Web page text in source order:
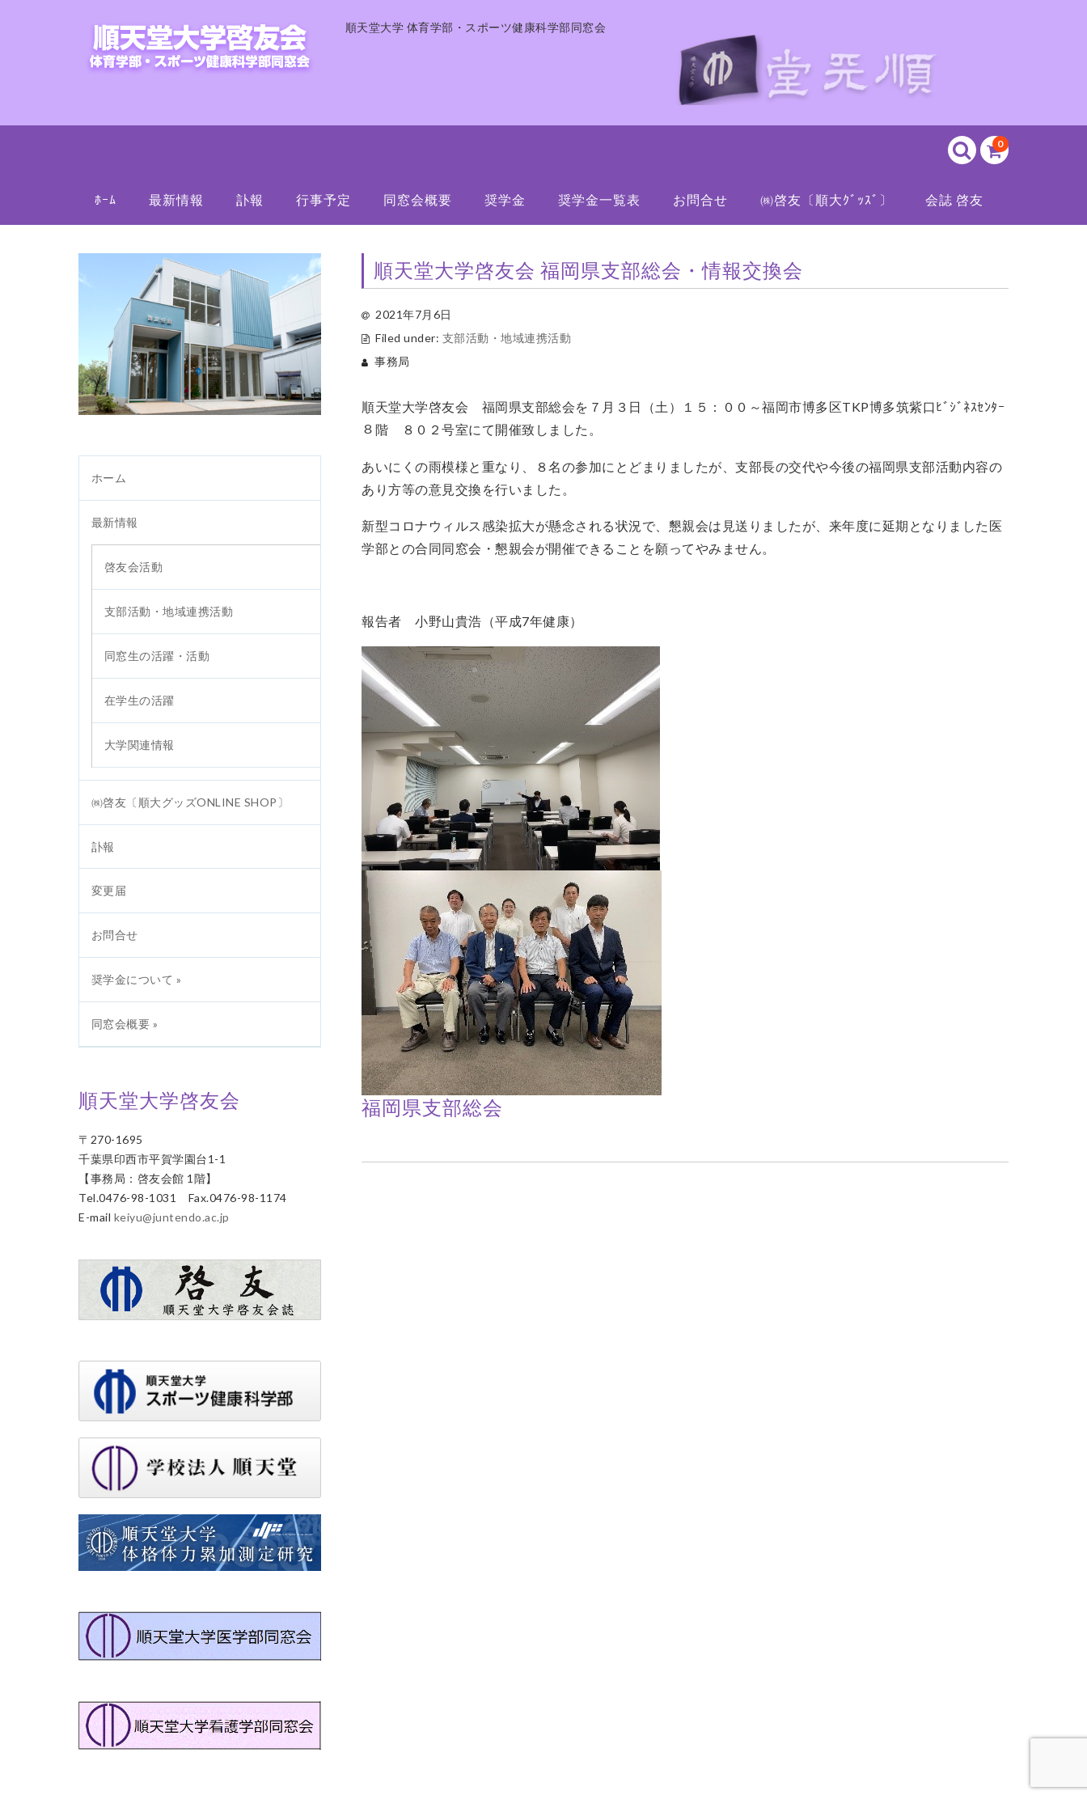
順天堂大学 体育学部・スポーツ健康科学部同窓会
0
ﾎｰﾑ 最新情報 訃報 行事予定 同窓会概要 奨学金 奨学金一覧表 お問合せ ㈱啓友〔順大ｸﾞｯｽﾞ〕 会誌 啓友
順天堂大学啓友会 福岡県支部総会・情報交換会
2021年7月6日
Filed under: 支部活動・地域連携活動
事務局
順天堂大学啓友会 福岡県支部総会を７月３日（土）１５：００～福岡市博多区TKP博多筑紫口ﾋﾞｼﾞﾈｽｾﾝﾀｰ
８階 ８０２号室にて開催致しました。
あいにくの雨模様と重なり、８名の参加にとどまりましたが、支部長の交代や今後の福岡県支部活動内容の
あり方等の意見交換を行いました。
新型コロナウィルス感染拡大が懸念される状況で、懇親会は見送りましたが、来年度に延期となりました医
学部との合同同窓会・懇親会が開催できることを願ってやみません。
報告者 小野山貴浩（平成7年健康）
福岡県支部総会
ホーム
最新情報
啓友会活動
支部活動・地域連携活動
同窓生の活躍・活動
在学生の活躍
大学関連情報
㈱啓友〔順大グッズONLINE SHOP〕
訃報
変更届
お問合せ
奨学金について »
同窓会概要 »
順天堂大学啓友会
〒270-1695
千葉県印西市平賀学園台1-1
【事務局：啓友会館 1階】
Tel.0476-98-1031 Fax.0476-98-1174
E-mail keiyu@juntendo.ac.jp